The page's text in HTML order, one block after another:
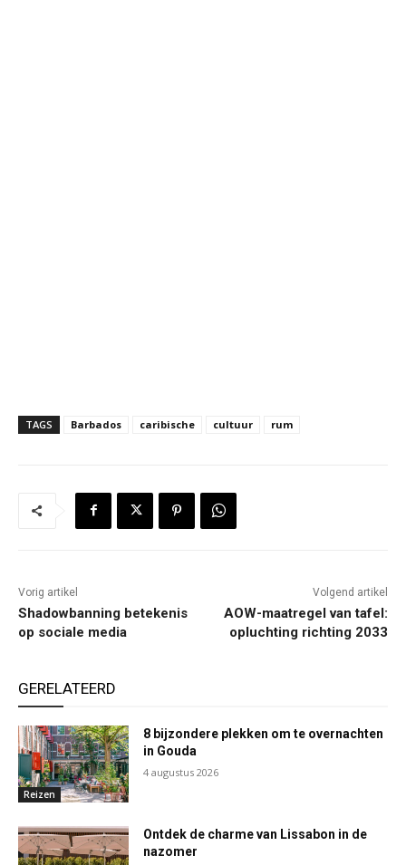
TAGS Barbados caribische cultuur rum
Vorig artikel
Shadowbanning betekenis
op sociale media
Volgend artikel
AOW-maatregel van tafel:
opluchting richting 2033
GERELATEERD
Reizen
8 bijzondere plekken om te overnachten
in Gouda
4 augustus 2026
Ontdek de charme van Lissabon in de
nazomer